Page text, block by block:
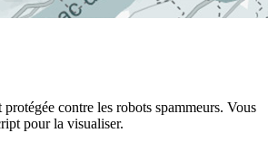
protégée contre les robots spammeurs. Vous
pour la visualiser.